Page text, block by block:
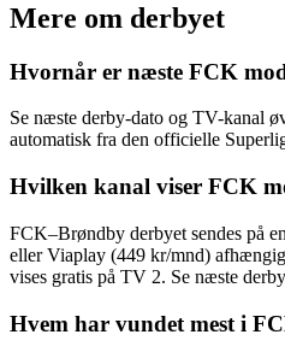
Mere om derbyet
Hvornår er næste FCK
Se næste derby-dato og TV-kanal
automatisk fra den officielle
Hvilken kanal viser FCK
FCK–Brøndby derbyet sendes på
eller Viaplay (449 kr/mnd)
vises gratis på TV 2. Se næste
Hvem har vundet mest i